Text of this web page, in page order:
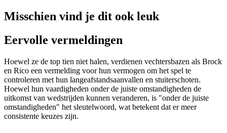
Misschien vind je dit ook leuk
Eervolle vermeldingen
Hoewel ze de top tien niet halen, verdienen vechtersbazen als Brock
en Rico een vermelding voor hun vermogen om het spel te
controleren met hun langeafstandsaanvallen en stuiterschoten.
Hoewel hun vaardigheden onder de juiste omstandigheden de
uitkomst van wedstrijden kunnen veranderen, is "onder de juiste
omstandigheden" het sleutelwoord, wat betekent dat er meer
consistente keuzes zijn.